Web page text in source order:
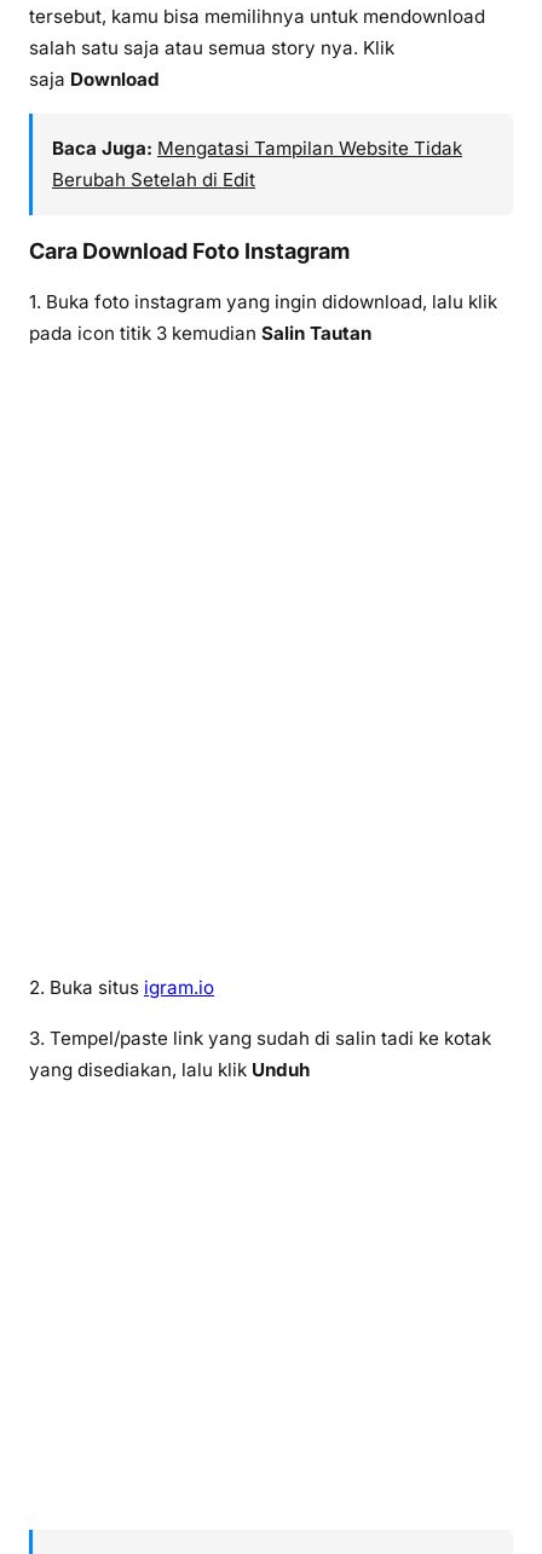
tersebut, kamu bisa memilihnya untuk mendownload
salah satu saja atau semua story nya. Klik
saja Download
Baca Juga: Mengatasi Tampilan Website Tidak
Berubah Setelah di Edit
Cara Download Foto Instagram
1. Buka foto instagram yang ingin didownload, lalu klik
pada icon titik 3 kemudian Salin Tautan
2. Buka situs igram.io
3. Tempel/paste link yang sudah di salin tadi ke kotak
yang disediakan, lalu klik Unduh